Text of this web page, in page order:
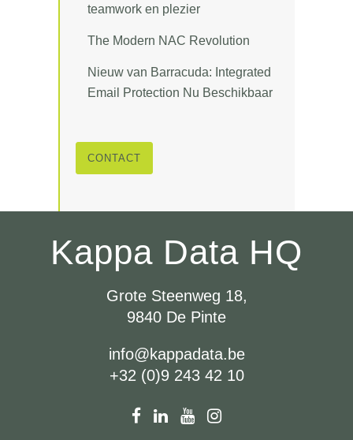
teamwork en plezier
The Modern NAC Revolution
Nieuw van Barracuda: Integrated
Email Protection Nu Beschikbaar
CONTACT
Kappa Data HQ
Grote Steenweg 18,
9840 De Pinte
info@kappadata.be
+32 (0)9 243 42 10